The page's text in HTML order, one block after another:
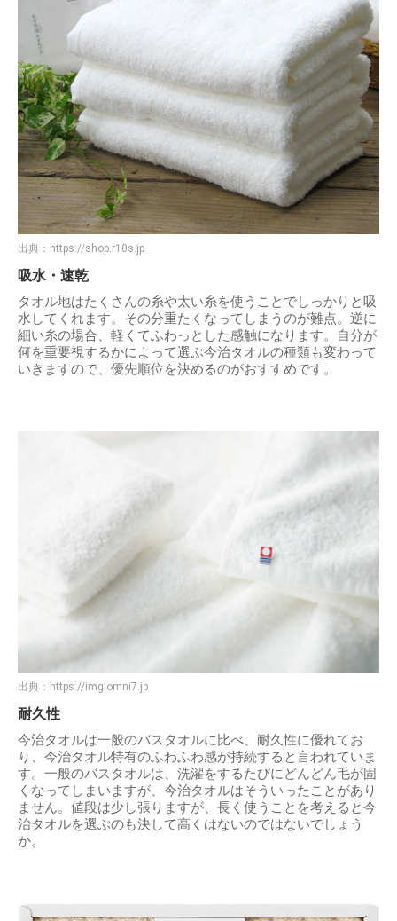
出典： https://shop.r10s.jp
吸水・速乾
タオル地はたくさんの糸や太い糸を使うことでしっかりと吸
水してくれます。その分重たくなってしまうのが難点。逆に
細い糸の場合、軽くてふわっとした感触になります。自分が
何を重要視するかによって選ぶ今治タオルの種類も変わって
いきますので、優先順位を決めるのがおすすめです。
出典： https://img.omni7.jp
耐久性
今治タオルは一般のバスタオルに比べ、耐久性に優れてお
り、今治タオル特有のふわふわ感が持続すると言われていま
す。一般のバスタオルは、洗濯をするたびにどんどん毛が固
くなってしまいますが、今治タオルはそういったことがあり
ません。値段は少し張りますが、長く使うことを考えると今
治タオルを選ぶのも決して高くはないのではないでしょう
か。